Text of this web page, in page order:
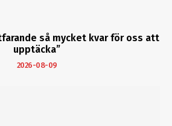
så mycket kvar för oss att
upptäcka”
2026-08-09